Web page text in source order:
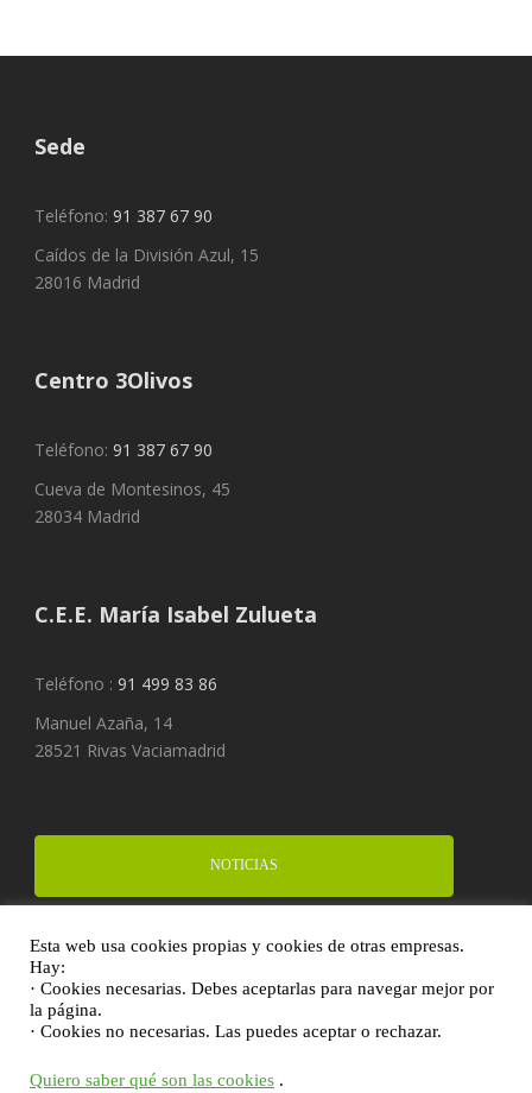
Sede
Teléfono: 91 387 67 90
Caídos de la División Azul, 15
28016 Madrid
Centro 3Olivos
Teléfono: 91 387 67 90
Cueva de Montesinos, 45
28034 Madrid
C.E.E. María Isabel Zulueta
Teléfono : 91 499 83 86
Manuel Azaña, 14
28521 Rivas Vaciamadrid
NOTICIAS
FINANCIA UN PROYECTO
DONA
Esta web usa cookies propias y cookies de otras empresas.
Hay:
· Cookies necesarias. Debes aceptarlas para navegar mejor por
la página.
· Cookies no necesarias. Las puedes aceptar o rechazar.
Quiero saber qué son las cookies .